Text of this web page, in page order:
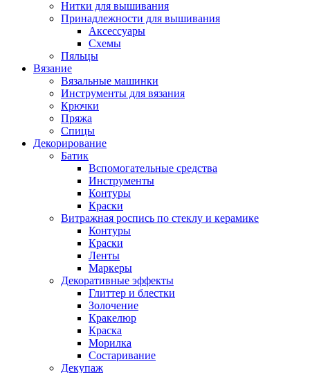
Нитки для вышивания
Принадлежности для вышивания
Аксессуары
Схемы
Пяльцы
Вязание
Вязальные машинки
Инструменты для вязания
Крючки
Пряжа
Спицы
Декорирование
Батик
Вспомогательные средства
Инструменты
Контуры
Краски
Витражная роспись по стеклу и керамике
Контуры
Краски
Ленты
Маркеры
Декоративные эффекты
Глиттер и блестки
Золочение
Кракелюр
Краска
Морилка
Состаривание
Декупаж